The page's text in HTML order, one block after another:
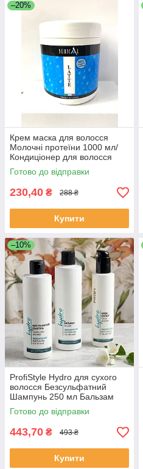
–20%
Крем маска для волосся
Молочні протеїни 1000 мл/
Кондиціонер для волосся
Готово до відправки
230,40 ₴ 288 ₴
Купити
–10%
ProfiStyle Hydro для сухого
волосся Безсульфатний
Шампунь 250 мл Бальзам
250 мл Крем-бустер 150 мл
Готово до відправки
443,70 ₴ 493 ₴
Купити